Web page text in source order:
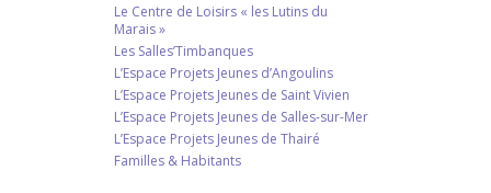
Le Centre de Loisirs « les Lutins du
Marais »
Les Salles’Timbanques
L’Espace Projets Jeunes d’Angoulins
L’Espace Projets Jeunes de Saint Vivien
L’Espace Projets Jeunes de Salles-sur-Mer
L’Espace Projets Jeunes de Thairé
Familles & Habitants